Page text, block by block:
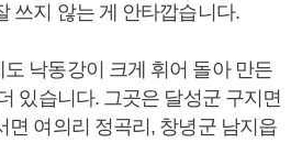
쓰지 않는 게 안타깝습니다.
낙동강이 크게 휘어 돌아 만든
있습니다. 그곳은 달성군 구지면
면 여의리 정곡리, 창녕군 남지읍